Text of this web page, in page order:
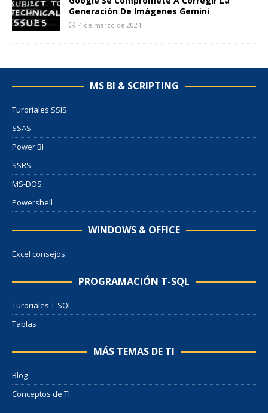
Generación De Imágenes Gemini
4 de marzo de 2024
MS BI & SCRIPTING
Turoriales SSIS
SSAS
Power BI
SSRS
MS-DOS
Powershell
WINDOWS & OFFICE
Excel consejos
PROGRAMACIÓN T-SQL
Turoriales T-SQL
Tablas
MÁS TEMAS DE TI
Blog
Conceptos de TI